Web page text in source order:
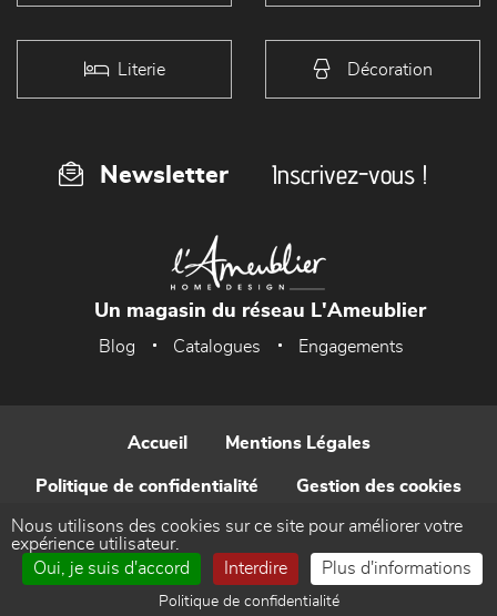
Literie Décoration
Newsletter Inscrivez-vous !
Un magasin du réseau L'Ameublier
Blog Catalogues Engagements
Accueil Mentions Légales
Politique de confidentialité Gestion des cookies
Contact
Réalisé par WEB Enseignes
Nous utilisons des cookies sur ce site pour améliorer votre
expérience utilisateur.
Oui, je suis d'accord
Interdire Plus d'informations
Politique de confidentialité